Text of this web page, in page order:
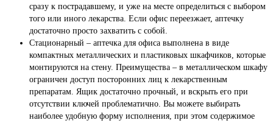
сразу к пострадавшему, и уже на месте определиться с выбором
того или иного лекарства. Если офис переезжает, аптечку
достаточно просто захватить с собой.
Стационарный – аптечка для офиса выполнена в виде
компактных металлических и пластиковых шкафчиков, которые
монтируются на стену. Преимущества – в металлическом шкафу
ограничен доступ посторонних лиц к лекарственным
препаратам. Ящик достаточно прочный, и вскрыть его при
отсутствии ключей проблематично. Вы можете выбирать
наиболее удобную форму исполнения, при этом содержимое